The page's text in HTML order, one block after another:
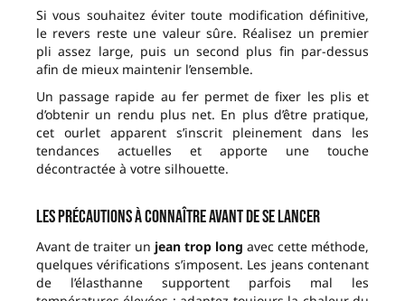
Si vous souhaitez éviter toute modification définitive,
le revers reste une valeur sûre. Réalisez un premier
pli assez large, puis un second plus fin par-dessus
afin de mieux maintenir l’ensemble.
Un passage rapide au fer permet de fixer les plis et
d’obtenir un rendu plus net. En plus d’être pratique,
cet ourlet apparent s’inscrit pleinement dans les
tendances actuelles et apporte une touche
décontractée à votre silhouette.
Les précautions à connaître avant de se lancer
Avant de traiter un jean trop long avec cette méthode,
quelques vérifications s’imposent. Les jeans contenant
de l’élasthanne supportent parfois mal les